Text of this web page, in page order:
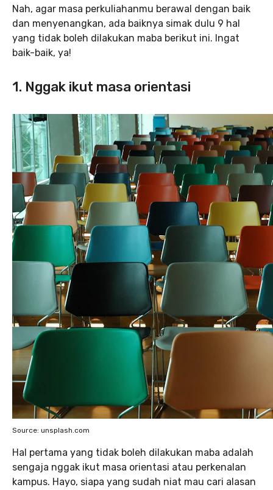
Nah, agar masa perkuliahanmu berawal dengan baik
dan menyenangkan, ada baiknya simak dulu 9 hal
yang tidak boleh dilakukan maba berikut ini. Ingat
baik-baik, ya!
1. Nggak ikut masa orientasi
Source: unsplash.com
Hal pertama yang tidak boleh dilakukan maba adalah
sengaja nggak ikut masa orientasi atau perkenalan
kampus. Hayo, siapa yang sudah niat mau cari alasan